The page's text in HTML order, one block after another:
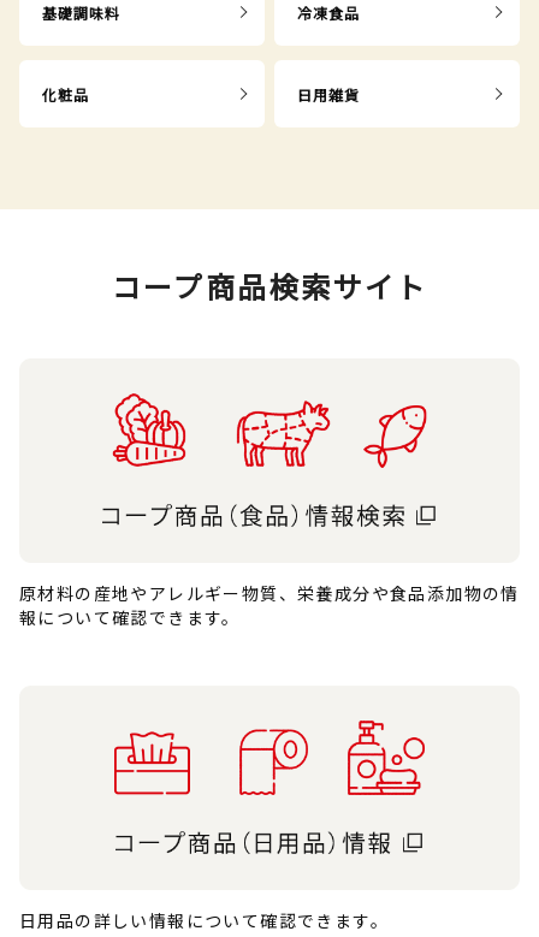
基礎調味料 冷凍食品
化粧品 日用雑貨
コープ商品検索サイト
原材料の産地やアレルギー物質、栄養成分や食品添加物の情
報について確認できます。
日用品の詳しい情報について確認できます。